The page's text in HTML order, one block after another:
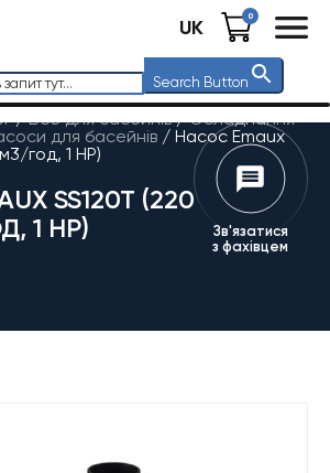
UK 0
Search Button
/Все для басейнів/Обладнання
для басейнів / Насос Emaux
год, 1 HP)
SS120T (220
1 HP)
Зв'язатися
з фахівцем